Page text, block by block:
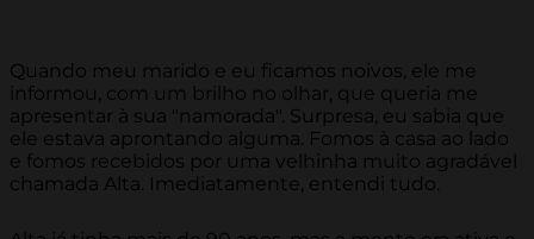
Quando meu marido e eu ficamos noivos, ele me
informou, com um brilho no olhar, que queria me
apresentar à sua "namorada". Surpresa, eu sabia que
ele estava aprontando alguma. Fomos à casa ao lado
e fomos recebidos por uma velhinha muito agradável
chamada Alta. Imediatamente, entendi tudo.